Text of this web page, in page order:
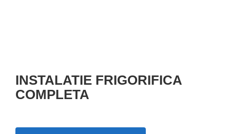
INSTALATIE FRIGORIFICA
COMPLETA